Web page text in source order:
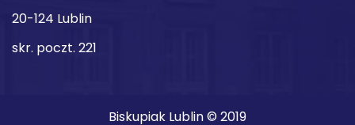
20-124 Lublin
skr. poczt. 221
Biskupiak Lublin © 2019